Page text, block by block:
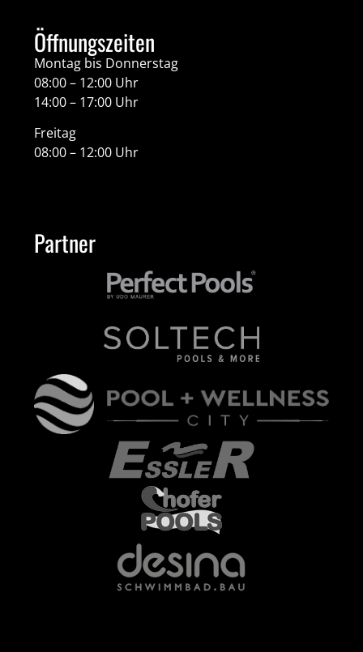
Öffnungszeiten
Montag bis Donnerstag
08:00 – 12:00 Uhr
14:00 – 17:00 Uhr
Freitag
08:00 – 12:00 Uhr
Partner